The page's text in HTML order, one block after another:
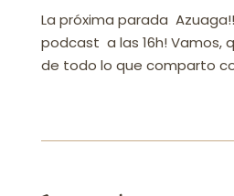
La próxima parada
podcast a las 16h! Vamos,
de todo lo que comparto